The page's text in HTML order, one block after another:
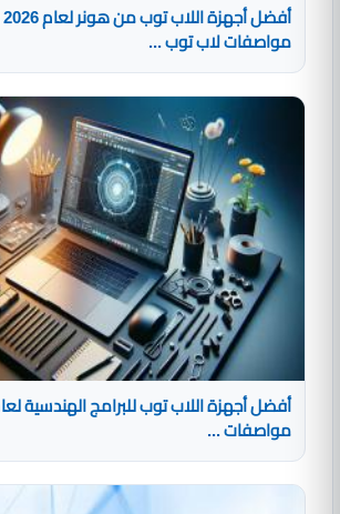
مواصفات لاب توب ...
مواصفات ...